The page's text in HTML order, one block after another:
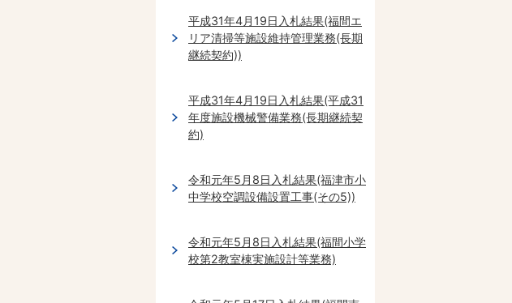
平成31年4月19日入札結果(福間エ
リア清掃等施設維持管理業務(長期
継続契約))
平成31年4月19日入札結果(平成31
年度施設機械警備業務(長期継続契
約)
令和元年5月8日入札結果(福津市小
中学校空調設備設置工事(その5))
令和元年5月8日入札結果(福間小学
校第2教室棟実施設計等業務)